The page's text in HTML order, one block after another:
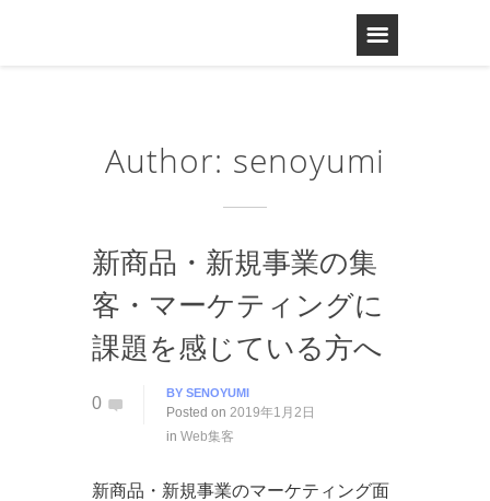
Author: senoyumi
新商品・新規事業の集
客・マーケティングに
課題を感じている方へ
0
BY SENOYUMI
Posted on 2019年1月2日
in Web集客
新商品・新規事業のマーケティング面